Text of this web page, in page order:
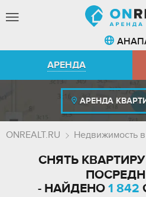
АРЕНДА
АРЕНДА
ONREALT.RU Недвижимость
СНЯТЬ
- НАЙДЕНО 1 842